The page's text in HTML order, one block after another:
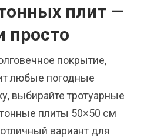
плит —
просто
покрытие,
любые погодные
выбирайте тротуарные
плиты 50×50 см
вариант для